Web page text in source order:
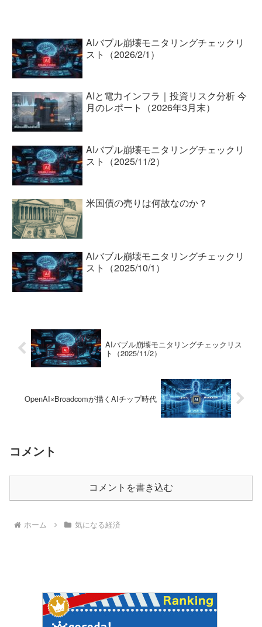
AIバブル崩壊モニタリングチェックリ
スト（2026/2/1）
AIと電力インフラ｜投資リスク分析 今
月のレポート（2026年3月末）
AIバブル崩壊モニタリングチェックリ
スト（2025/11/2）
米国債の売りは何故なのか？
AIバブル崩壊モニタリングチェックリ
スト（2025/10/1）
AIバブル崩壊モニタリングチェックリス
ト（2025/11/2）
OpenAI×Broadcomが描くAIチップ時代
コメント
コメントを書き込む
ホーム 気になる経済